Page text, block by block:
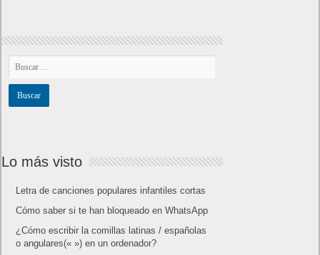
Lo más visto
Letra de canciones populares infantiles cortas
Cómo saber si te han bloqueado en WhatsApp
¿Cómo escribir la comillas latinas / españolas
o angulares(« ») en un ordenador?